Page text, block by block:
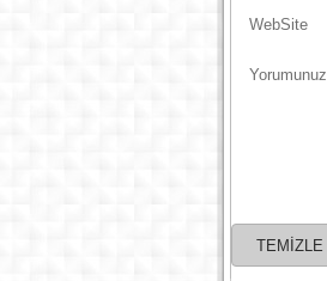
WebSite
Yorumunuz